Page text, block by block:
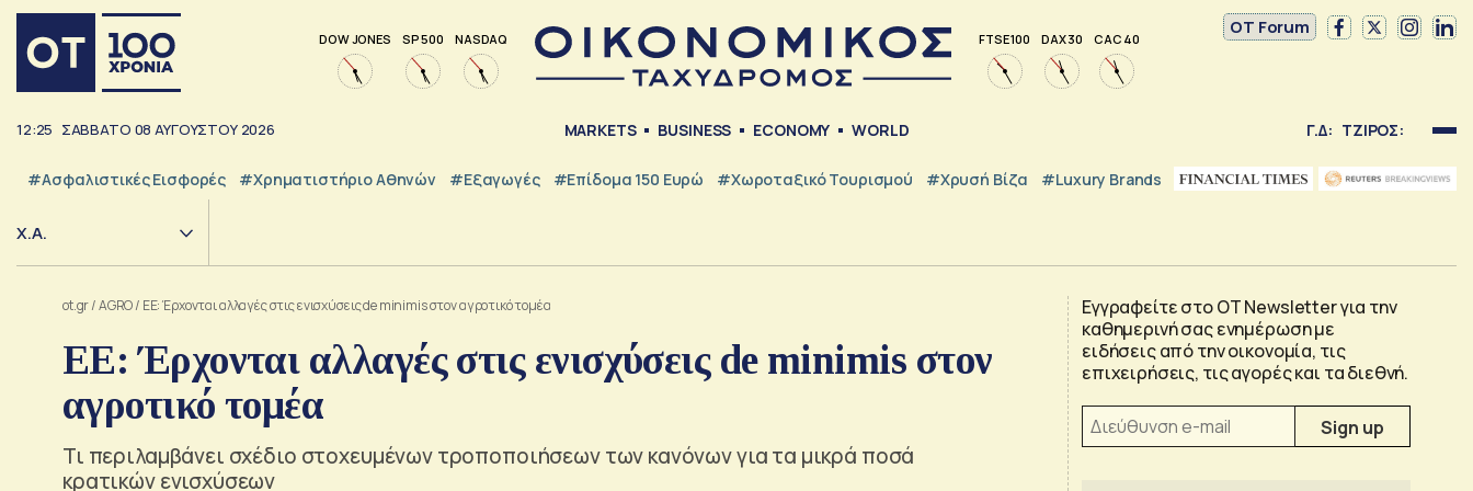
DOW JONES SP 500 NASDAQ FTSE 100 DAX 30 CAC 40
OT Forum
12:25 ΣΑΒΒΑΤΟ 08 ΑΥΓΟΥΣΤΟΥ 2026 MARKETS BUSINESS ECONOMY WORLD Γ.Δ: ΤΖΙΡΟΣ:
#Ασφαλιστικές Εισφορές #Χρηματιστήριο Αθηνών #εξαγωγές #Επίδομα 150 Ευρώ #Χωροταξικό Τουρισμού #Χρυσή Βίζα #luxury Brands
Χ.Α.
ot.gr/AGRO/ ΕΕ: Έρχονται αλλαγές στις ενισχύσεις de minimis στον αγροτικό τομέα
ΕΕ: Έρχονται αλλαγές στις ενισχύσεις de minimis στον
αγροτικό τομέα
Τι περιλαμβάνει σχέδιο στοχευμένων τροποποιήσεων των κανόνων για τα μικρά ποσά
κρατικών ενισχύσεων
Εγγραφείτε στο OT Newsletter για την
καθημερινή σας ενημέρωση με
ειδήσεις από την οικονομία, τις
επιχειρήσεις, τις αγορές και τα διεθνή.